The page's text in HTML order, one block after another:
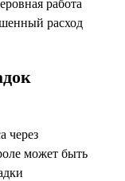
работа
расход
через
может быть